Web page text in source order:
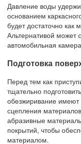
Давление воды
основанием
будет достаточно как
Альтернативой может
автомобильная
Подготовка
Перед тем как
тщательно
обезжиривание
сцепления
абразивные
покрытий, чтобы
материалом.